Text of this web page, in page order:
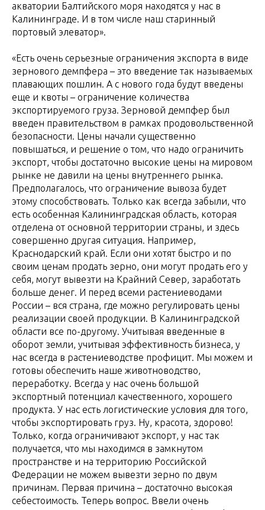
акватории Балтийского моря находятся у нас в
Калининграде. И в том числе наш старинный
портовый элеватор».
«Есть очень серьезные ограничения экспорта в виде
зернового демпфера – это введение так называемых
плавающих пошлин. А с нового года будут введены
еще и квоты – ограничение количества
экспортируемого груза. Зерновой демпфер был
введен правительством в рамках продовольственной
безопасности. Цены начали существенно
повышаться, и решение о том, что надо ограничить
экспорт, чтобы достаточно высокие цены на мировом
рынке не давили на цены внутреннего рынка.
Предполагалось, что ограничение вывоза будет
этому способствовать. Только как всегда забыли, что
есть особенная Калининградская область, которая
отделена от основной территории страны, и здесь
совершенно другая ситуация. Например,
Краснодарский край. Если они хотят быстро и по
своим ценам продать зерно, они могут продать его у
себя, могут вывезти на Крайний Север, заработать
больше денег. И перед всеми растениеводами
России – вся страна, где можно регулировать цены
реализации своей продукции. В Калининградской
области все по-другому. Учитывая введенные в
оборот земли, учитывая эффективность бизнеса, у
нас всегда в растениеводстве профицит. Мы можем и
готовы обеспечить наше животноводство,
переработку. Всегда у нас очень большой
экспортный потенциал качественного, хорошего
продукта. У нас есть логистические условия для того,
чтобы экспортировать груз. Ну, красота, здорово!
Только, когда ограничивают экспорт, у нас так
получается, что мы находимся в замкнутом
пространстве и на территорию Российской
Федерации не можем вывезти зерно по двум
причинам. Первая причина – достаточно высокая
себестоимость. Теперь вопрос. Ввели очень